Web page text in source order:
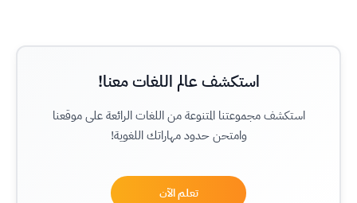
استكشف عالم اللغات معنا!
استكشف مجموعتنا المتنوعة من اللغات الرائعة على موقعنا
وامتحن حدود مهاراتك اللغوية!
تعلم الآن